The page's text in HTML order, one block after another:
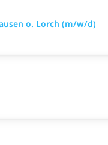
o. Lorch (m/w/d)